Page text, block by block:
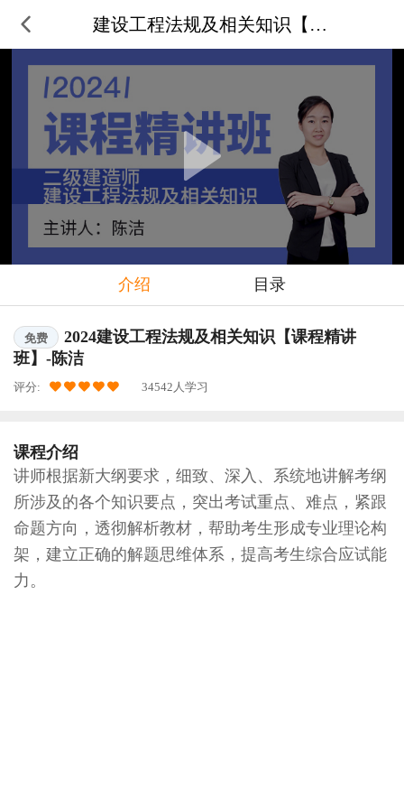
建设工程法规及相关知识【课程精讲
介绍 目录
免费
2024建设工程法规及相关知识【课程精讲
班】-陈洁
评分: 34542人学习
课程介绍
讲师根据新大纲要求，细致、深入、系统地讲解考纲
所涉及的各个知识要点，突出考试重点、难点，紧跟
命题方向，透彻解析教材，帮助考生形成专业理论构
架，建立正确的解题思维体系，提高考生综合应试能
力。